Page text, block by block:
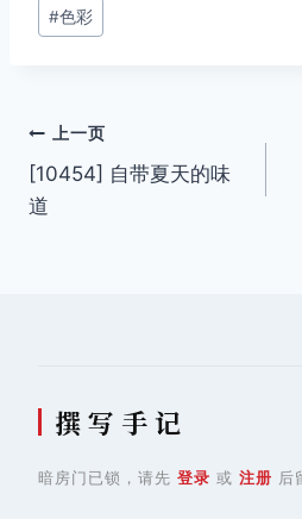
#色彩
文
章
上一页
[10454] 自带夏天的味
道
撰 写 手 记
暗房门已锁，请先 登录 或 注册 后